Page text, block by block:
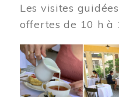
Les visites
offertes de 10 h à
Image